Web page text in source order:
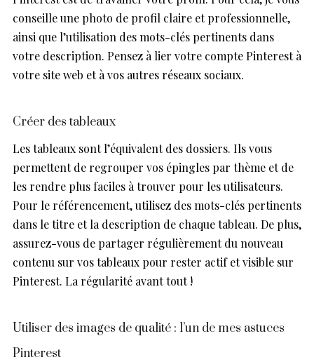
conseille une photo de profil claire et professionnelle,
ainsi que l’utilisation des mots-clés pertinents dans
votre description. Pensez à lier votre compte Pinterest à
votre site web et à vos autres réseaux sociaux.
Créer des tableaux
Les tableaux sont l’équivalent des dossiers. Ils vous
permettent de regrouper vos épingles par thème et de
les rendre plus faciles à trouver pour les utilisateurs.
Pour le référencement, utilisez des mots-clés pertinents
dans le titre et la description de chaque tableau. De plus,
assurez-vous de partager régulièrement du nouveau
contenu sur vos tableaux pour rester actif et visible sur
Pinterest. La régularité avant tout !
Utiliser des images de qualité : l’un de mes astuces
Pinterest